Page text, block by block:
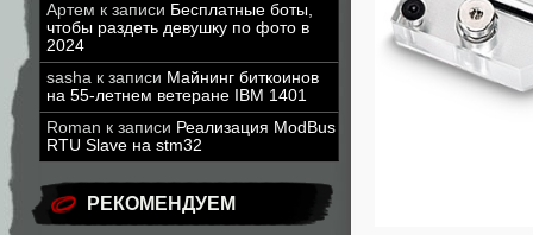
Артем к записи Бесплатные боты,
чтобы раздеть девушку по фото в
2024
sasha к записи Майнинг биткоинов
на 55-летнем ветеране IBM 1401
Roman к записи Реализация ModBus
RTU Slave на stm32
РЕКОМЕНДУЕМ